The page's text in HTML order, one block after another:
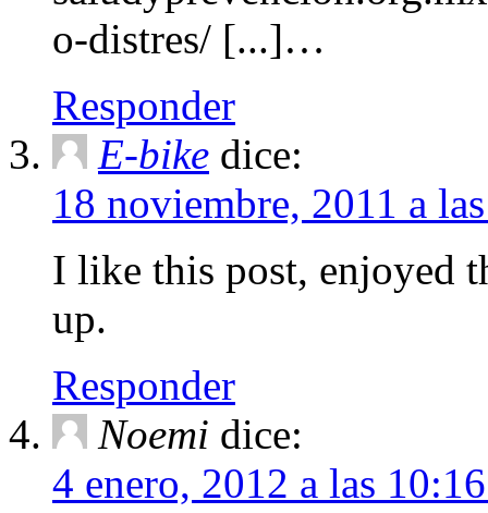
o-distres/ [...]…
Responder
E-bike dice:
18 noviembre, 2011 a
I like this post, enjoyed
up.
Responder
Noemi dice:
4 enero, 2012 a las